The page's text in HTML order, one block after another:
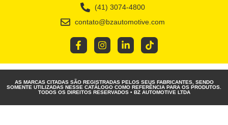
(41) 3074-4800
contato@bzautomotive.com
AS MARCAS CITADAS SÃO REGISTRADAS PELOS SEUS FABRICANTES, SENDO
SOMENTE UTILIZADAS NESSE CATÁLOGO COMO REFERÊNCIA PARA OS PRODUTOS.
TODOS OS DIREITOS RESERVADOS • BZ AUTOMOTIVE LTDA